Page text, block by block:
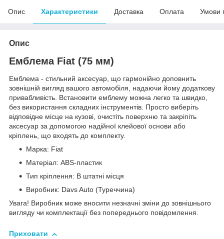
Опис Характеристики Доставка Оплата Умови
Опис
Емблема Fiat (75 мм)
Емблема - стильний аксесуар, що гармонійно доповнить
зовнішній вигляд вашого автомобіля, надаючи йому додаткову
привабливість. Встановити емблему можна легко та швидко,
без використання складних інструментів. Просто виберіть
відповідне місце на кузові, очистіть поверхню та закріпіть
аксесуар за допомогою надійної клейової основи або
кріплень, що входять до комплекту.
Марка: Fiat
Матеріал: ABS-пластик
Тип кріплення: В штатні місця
Виробник: Davs Auto (Туреччина)
Увага! Виробник може вносити незначні зміни до зовнішнього
вигляду чи комплектації без попереднього повідомлення.
Приховати